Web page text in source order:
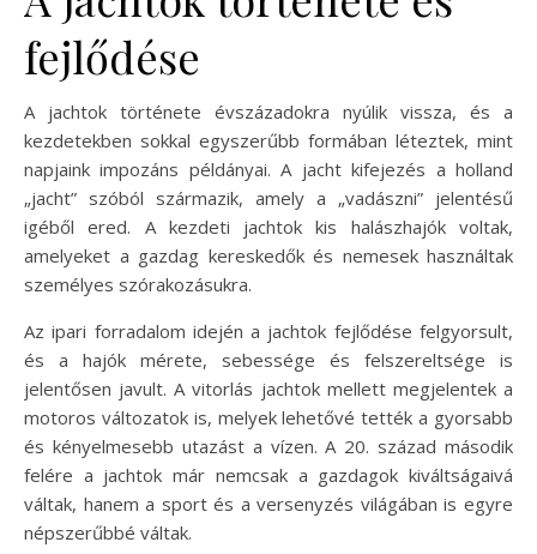
fejlődése
A jachtok története évszázadokra nyúlik vissza, és a
kezdetekben sokkal egyszerűbb formában léteztek, mint
napjaink impozáns példányai. A jacht kifejezés a holland
„jacht” szóból származik, amely a „vadászni” jelentésű
igéből ered. A kezdeti jachtok kis halászhajók voltak,
amelyeket a gazdag kereskedők és nemesek használtak
személyes szórakozásukra.
Az ipari forradalom idején a jachtok fejlődése felgyorsult,
és a hajók mérete, sebessége és felszereltsége is
jelentősen javult. A vitorlás jachtok mellett megjelentek a
motoros változatok is, melyek lehetővé tették a gyorsabb
és kényelmesebb utazást a vízen. A 20. század második
felére a jachtok már nemcsak a gazdagok kiváltságaivá
váltak, hanem a sport és a versenyzés világában is egyre
népszerűbbé váltak.